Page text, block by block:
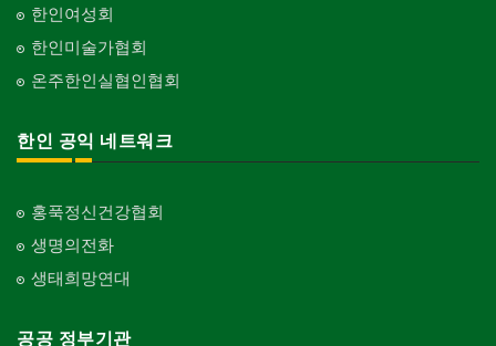
한인여성회
한인미술가협회
온주한인실협인협회
한인 공익 네트워크
홍푹정신건강협회
생명의전화
생태희망연대
공공 정부기관